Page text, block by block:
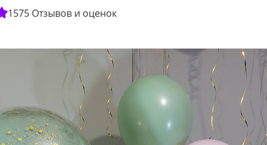
1575 Отзывов и оценок